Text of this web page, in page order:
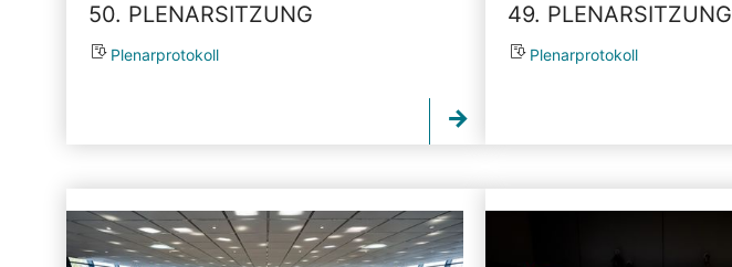
50. PLENARSITZUNG
Plenarprotokoll
49. PLENARSITZUNG
Plenarprotokoll